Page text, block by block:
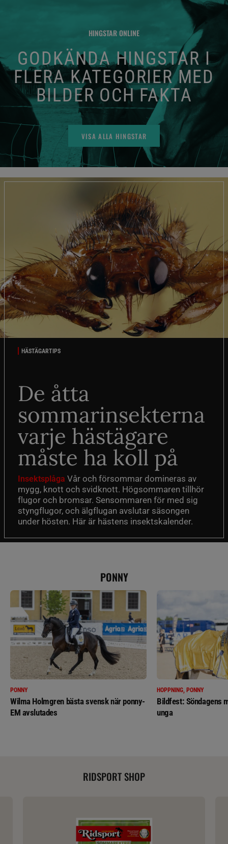
HINGSTAR ONLINE
GODKÄNDA HINGSTAR I
FLERA KATEGORIER MED
BILDER OCH FAKTA
VISA ALLA HINGSTAR
HÄSTÄGARTIPS
De åtta
sommarinsekterna
varje hästägare
måste ha koll på
Insektsplåga Vår och försommar domineras av
mygg, knott och svidknott. Högsommaren tillhör
flugor och bromsar. Sensommaren för med sig
styngflugor, och älgflugan avslutar säsongen
under hösten. Här är hästens insektskalender.
PONNY
PONNY
Wilma Holmgren bästa svensk när ponny-
EM avslutades
HOPPNING, PONNY
Bildfest: Söndagens
unga
RIDSPORT SHOP